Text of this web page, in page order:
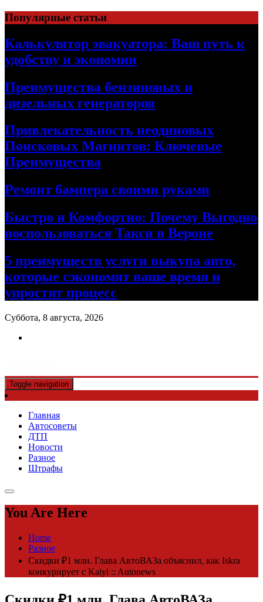
Skip
to
content
Популярные статьи
Калькулятор эвакуатора: Ваш путь к
удобству и экономии
Преимущества бензиновых и
дизельных генераторов
Привлекательность неодиновых
Поисковых Магнитов: Ключевые
Преимущества
Ремонт бампера своими руками
Быстро и Комфортно: Почему Выгодно
воспользоваться Такси в Вероне
5 преимуществ услуги выкупа авто,
которые сэкономят ваше время и
упростят процесс
Суббота, 8 августа, 2026
Toggle navigation
Главная
Автосоветы
ДТП
Новости
Разное
Штрафы
You Are Here
Home
Разное
Скидки ₽1 млн. Глава АвтоВАЗа объяснил, как Iskra
конкурирует с Kaiyi :: Autonews